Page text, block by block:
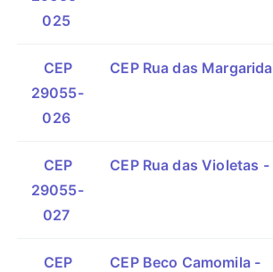
025
CEP
29055-
026
CEP Rua das
CEP
29055-
027
CEP Rua das Violetas -
CEP
CEP Beco Camomila -